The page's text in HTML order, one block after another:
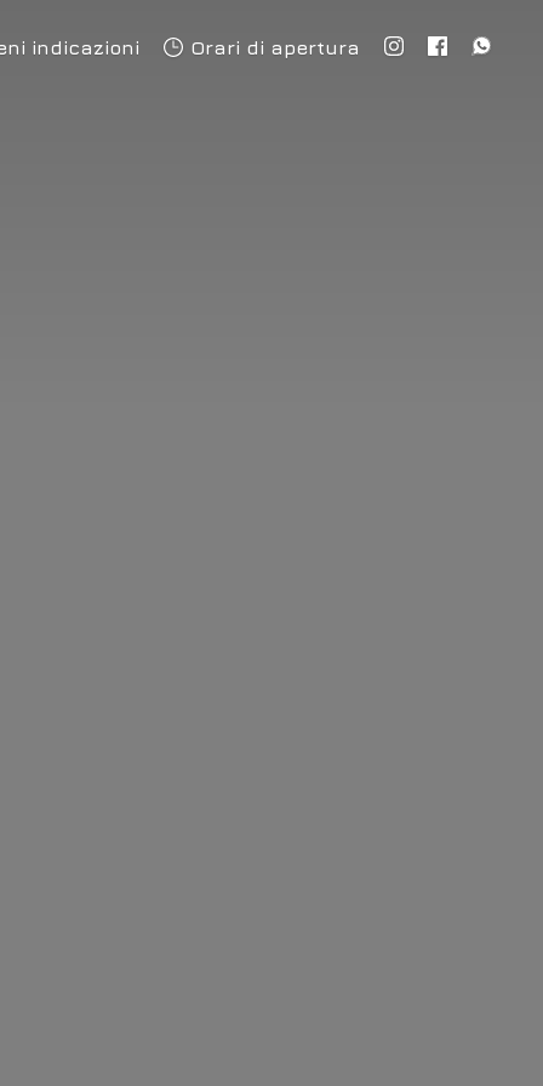
indicazioni Orari di apertura